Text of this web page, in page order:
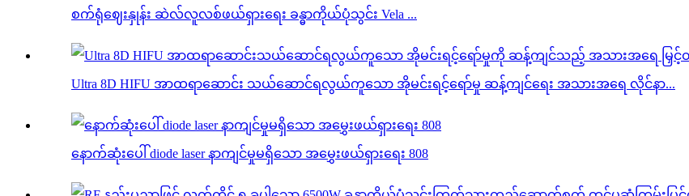
စက်ရုံဈေးနှုန်း ဆဲလ်လူလစ်ဖယ်ရှားရေး ခန္ဓာကိုယ်ပုံသွင်း Vela ...
Ultra 8D HIFU အာထရာဆောင်း သယ်ဆောင်ရလွယ်ကူသော အိုမင်းရင့်ရော်မှု ဆန့်ကျင်ရေး အသားအရေ လိုင်နာ...
နောက်ဆုံးပေါ် diode laser နာကျင်မှုမရှိသော အမွှေးဖယ်ရှားရေး 808